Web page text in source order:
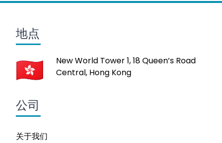
地点
New World Tower 1, 18 Queen’s Road
Central, Hong Kong
公司
关于我们